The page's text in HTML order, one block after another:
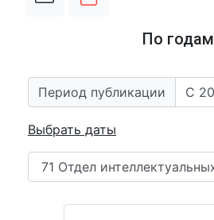
По годам
Период публикации
Выбрать даты